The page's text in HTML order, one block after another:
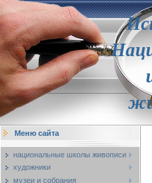
Меню сайта
национальные школы живописи
художники
музеи и собрания